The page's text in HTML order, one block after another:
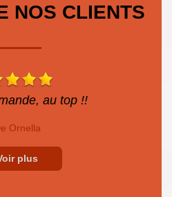
NOS CLIENTS
au top !!
Ornella
plus